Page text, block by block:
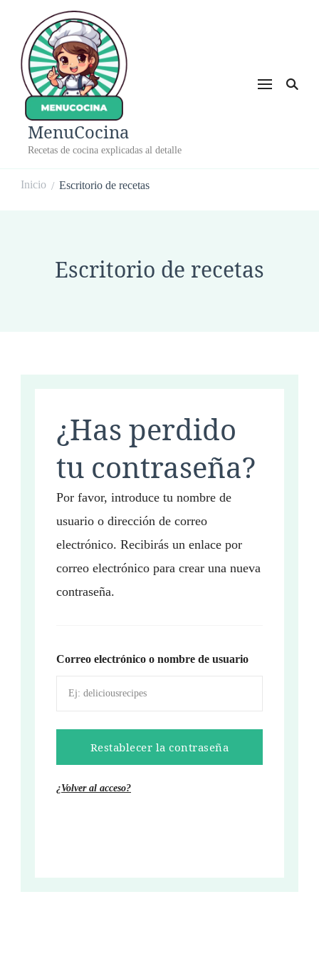
MenuCocina
Recetas de cocina explicadas al detalle
Inicio / Escritorio de recetas
Escritorio de recetas
¿Has perdido
tu contraseña?
Por favor, introduce tu nombre de
usuario o dirección de correo
electrónico. Recibirás un enlace por
correo electrónico para crear una nueva
contraseña.
Correo electrónico o nombre de usuario
¿Volver al acceso?